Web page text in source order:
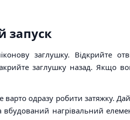
запуск
заглушку. Відкрийте
заглушку назад. Якщо
одразу робити затяжку.
нагрівальний